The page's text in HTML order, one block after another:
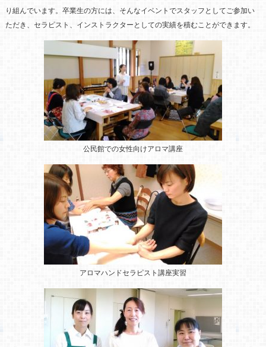
り組んでいます。卒業生の方には、そんなイベントでスタッフとしてご参加い
ただき、セラピスト、インストラクターとしての実績を積むことができます。
公民館での女性向けアロマ講座
アロマハンドセラピスト講座実習